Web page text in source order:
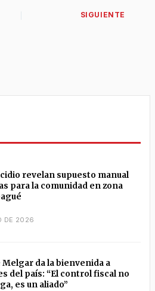
revelan supuesto manual
para la comunidad en zona
DE 2026
Melgar da la bienvenida a
del país: “El control fiscal no
es un aliado”